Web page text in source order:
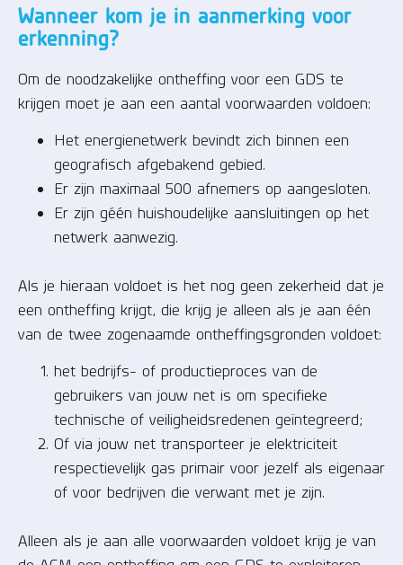
Wanneer kom je in aanmerking voor
erkenning?
Om de noodzakelijke ontheffing voor een GDS te
krijgen moet je aan een aantal voorwaarden voldoen:
Het energienetwerk bevindt zich binnen een
geografisch afgebakend gebied.
Er zijn maximaal 500 afnemers op aangesloten.
Er zijn géén huishoudelijke aansluitingen op het
netwerk aanwezig.
Als je hieraan voldoet is het nog geen zekerheid dat je
een ontheffing krijgt, die krijg je alleen als je aan één
van de twee zogenaamde ontheffingsgronden voldoet:
het bedrijfs- of productieproces van de
gebruikers van jouw net is om specifieke
technische of veiligheidsredenen geïntegreerd;
Of via jouw net transporteer je elektriciteit
respectievelijk gas primair voor jezelf als eigenaar
of voor bedrijven die verwant met je zijn.
Alleen als je aan alle voorwaarden voldoet krijg je van